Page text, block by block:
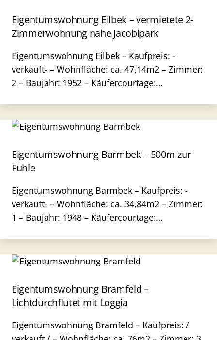
Eigentumswohnung Eilbek – vermietete 2-
Zimmerwohnung nahe Jacobipark
Eigentumswohnung Eilbek – Kaufpreis: -
verkauft- – Wohnfläche: ca. 47,14m2 – Zimmer:
2 – Baujahr: 1952 – Käufercourtage:…
Eigentumswohnung Barmbek – 500m zur
Fuhle
Eigentumswohnung Barmbek – Kaufpreis: -
verkauft- – Wohnfläche: ca. 34,84m2 – Zimmer:
1 – Baujahr: 1948 – Käufercourtage:…
Eigentumswohnung Bramfeld –
Lichtdurchflutet mit Loggia
Eigentumswohnung Bramfeld – Kaufpreis: /